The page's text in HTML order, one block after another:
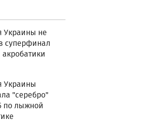
Украины не
суперфинал
Украины
"серебро"
по лыжной